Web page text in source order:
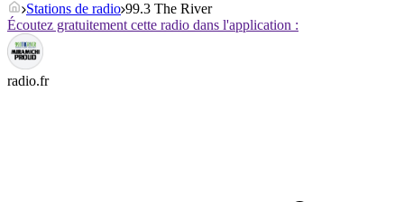
Stations de radio 99.3 The River
Écoutez gratuitement cette radio dans l'application :
radio.fr